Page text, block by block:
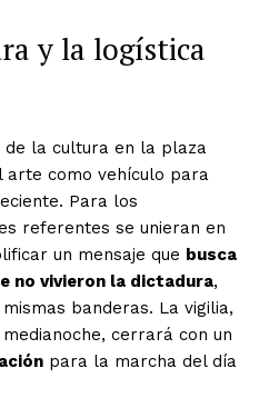
y la logística
de la cultura en la plaza
como vehículo para
Para los
referentes se unieran en
un mensaje que busca
no vivieron la dictadura,
banderas. La vigilia,
cerrará con un
para la marcha del día